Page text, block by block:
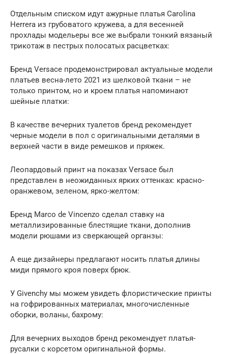
Отдельным списком идут ажурные платья Carolina
Herrera из грубоватого кружева, а для весенней
прохлады модельеры все же выбрали тонкий вязаный
трикотаж в пестрых полосатых расцветках:
Бренд Versace продемонстрировал актуальные модели
платьев весна-лето 2021 из шелковой ткани – не
только принтом, но и кроем платья напоминают
шейные платки:
В качестве вечерних туалетов бренд рекомендует
черные модели в пол с оригинальными деталями в
верхней части в виде ремешков и пряжек.
Леопардовый принт на показах Versace был
представлен в неожиданных ярких оттенках: красно-
оранжевом, зеленом, ярко-желтом:
Бренд Marco de Vincenzo сделал ставку на
металлизированные блестящие ткани, дополнив
модели рюшами из сверкающей органзы:
А еще дизайнеры предлагают носить платья длины
миди прямого кроя поверх брюк.
У Givenchy мы можем увидеть флористические принты
на гофрированных материалах, многочисленные
оборки, воланы, бахрому:
Для вечерних выходов бренд рекомендует платья-
русалки с корсетом оригинальной формы.